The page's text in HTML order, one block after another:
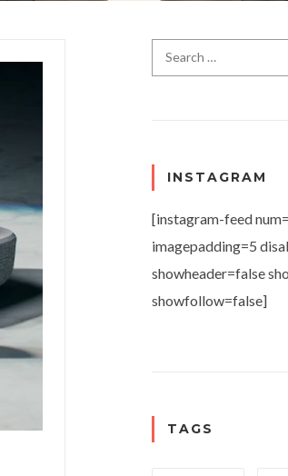
Search for:
INSTAGRAM
[instagram-feed
imagepadding=5
showheader=false
showfollow=false]
TAGS